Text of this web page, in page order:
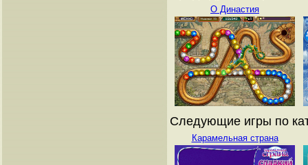
О Династия
Следующие игры по
Карамельная страна